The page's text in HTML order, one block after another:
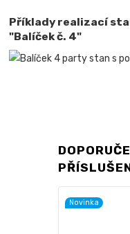
Příklady realizací
"Balíček č. 4"
Novinka